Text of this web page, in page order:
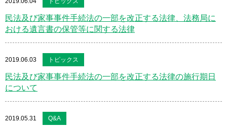
民法及び家事事件手続法の一部を改正する法律、法務局に
おける遺言書の保管等に関する法律
2019.06.03 トピックス
民法及び家事事件手続法の一部を改正する法律の施行期日
について
2019.05.31 Q&A